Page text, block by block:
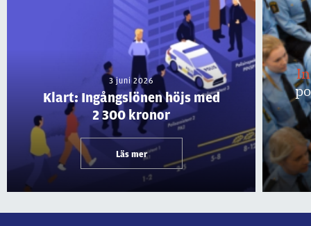
3 juni 2026
Klart: Ingångslönen höjs med
2 300 kronor
Läs mer